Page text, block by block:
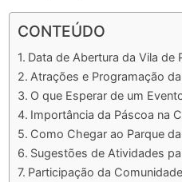
CONTEÚDO
Data de Abertura da Vila de
Atrações e Programação
O que Esperar de um
Importância da Páscoa na
Como Chegar ao Parque
Sugestões de Atividades
Participação da